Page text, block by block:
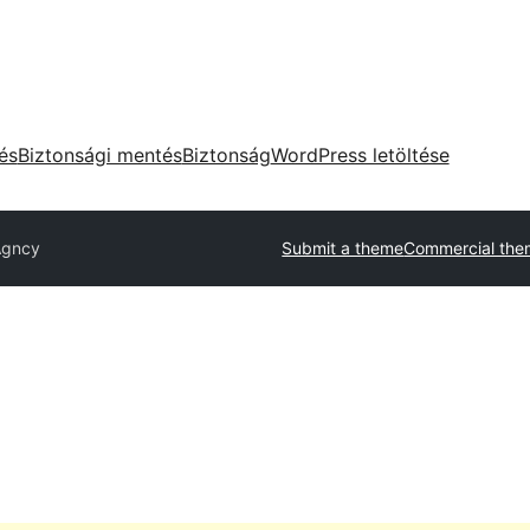
Biztonsági mentésBiztonságWordPress letöltése
Submit a themeCommercial